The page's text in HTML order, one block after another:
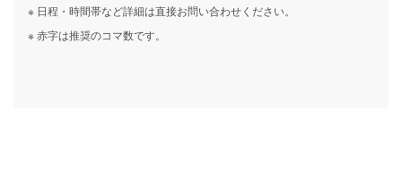
※ 日程・時間帯など詳細は直接お問い合わせください。
※ 赤字は推奨のコマ数です。